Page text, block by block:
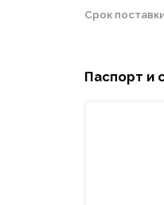
Срок
Паспорт и